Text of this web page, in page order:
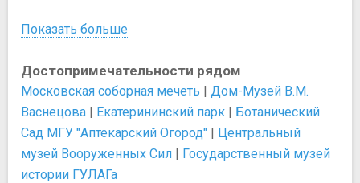
Показать больше
Достопримечательности рядом
Московская соборная мечеть | Дом-Музей В.М.
Васнецова | Екатерининский парк | Ботанический
Сад МГУ "Аптекарский Огород" | Центральный
музей Вооруженных Сил | Государственный музей
истории ГУЛАГа